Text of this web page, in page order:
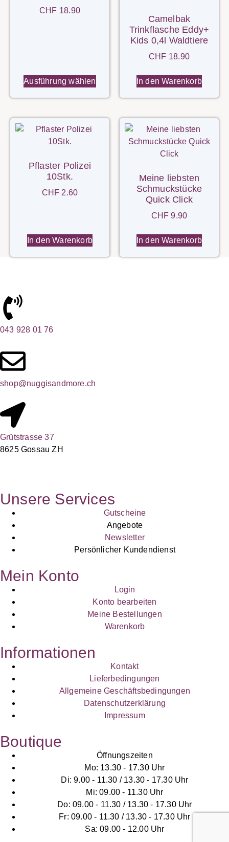
CHF 18.90
Ausführung wählen
Camelbak
Trinkflasche Eddy+
Kids 0,4l Waldtiere
CHF 18.90
In den Warenkorb
Pflaster Polizei
10Stk.
CHF 2.60
In den Warenkorb
Meine liebsten
Schmuckstücke
Quick Click
CHF 9.90
In den Warenkorb
043 928 01 76
shop@nuggisandmore.ch
Grütstrasse 37
8625 Gossau ZH
Unsere Services
Gutscheine
Angebote
Newsletter
Persönlicher Kundendienst
Mein Konto
Login
Konto bearbeiten
Meine Bestellungen
Warenkorb
Informationen
Kontakt
Lieferbedingungen
Allgemeine Geschäftsbedingungen
Datenschutzerklärung
Impressum
Boutique
Öffnungszeiten
Mo: 13.30 - 17.30 Uhr
Di: 9.00 - 11.30 / 13.30 - 17.30 Uhr
Mi: 09.00 - 11.30 Uhr
Do: 09.00 - 11.30 / 13.30 - 17.30 Uhr
Fr: 09.00 - 11.30 / 13.30 - 17.30 Uhr
Sa: 09.00 - 12.00 Uhr